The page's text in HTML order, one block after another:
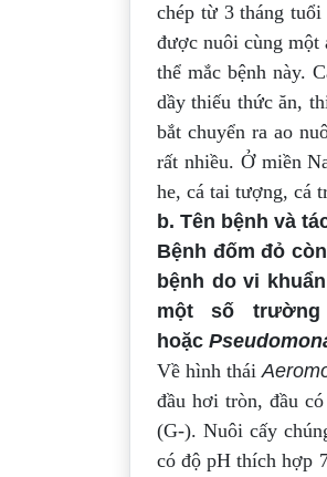
chép từ 3 tháng
được nuôi cùng một
thể mắc bệnh này.
dầy thiếu thức ăn,
bắt chuyển ra ao
rất nhiều. Ở miền
he, cá tai tượng, cá
b. Tên bệnh và
Bệnh đốm đỏ
bệnh do vi
một số
hoặc
Về hình thái
đầu hơi tròn, đầu
(G-). Nuôi cấy
có độ pH thích hợp